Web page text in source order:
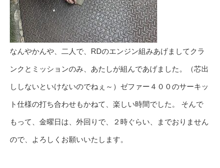
なんやかんや、二人で、RDのエンジン組みあげましてクラ
ンクとミッションのみ、あたしが組んであげました。（芯出
ししないといけないのでねぇ～）ゼファー４００のサーキッ
ト仕様の打ち合わせもかねて、楽しい時間でした。 そんで
もって、金曜日は、外回りで、２時ぐらい、までおりません
ので、よろしくお願いいたします。